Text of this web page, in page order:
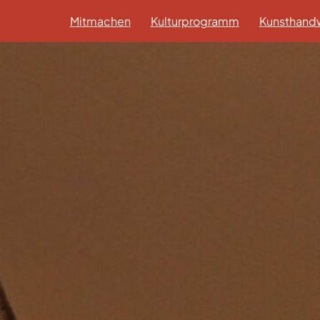
Mitmachen Kulturprogramm